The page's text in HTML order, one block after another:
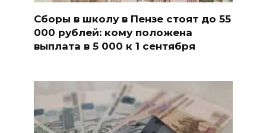
Сборы в школу в Пензе стоят до 55
000 рублей: кому положена
выплата в 5 000 к 1 сентября